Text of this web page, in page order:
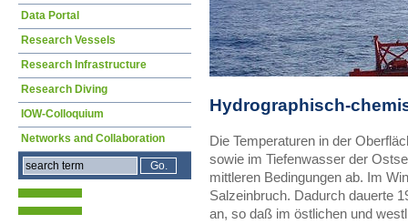
Hydrographisch-
Die Temperaturen in der
sowie im Tiefenwasser der
mittleren Bedingungen ab. Im
Salzeinbruch. Dadurch dauerte
an, so daß im östlichen und
Data Portal
Research Vessels
Research Infrastructure
Research Diving
IOW-Colloquium
Networks and Collaboration